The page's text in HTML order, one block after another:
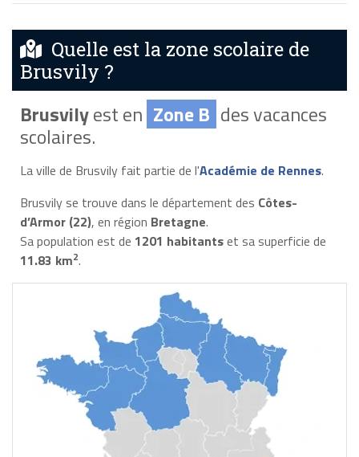
Quelle est la zone scolaire de
Brusvily ?
Brusvilyest en Zone B des vacances
scolaires.
La ville de Brusvily fait partie de l'Académie de Rennes.
Brusvily se trouve dans le département des Côtes-
d’Armor (22), en région Bretagne.
Sa population est de 1201 habitantset sa superficie de
11.83 km2.